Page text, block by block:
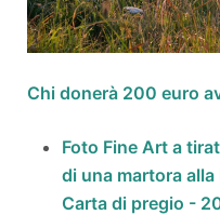
Chi donerà 200 euro
Foto Fine Art a
di una martora
Carta di pregio -